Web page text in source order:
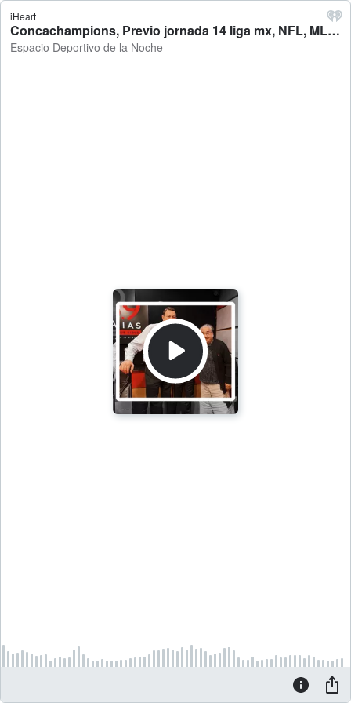
iHeart
Concachampions, Previo jornada 14 liga mx, NFL, MLB y más en Espacio Deportivo (de la Noche) 09 de Abril 2026 - Espacio Deportivo de la Noche
Espacio Deportivo de la Noche